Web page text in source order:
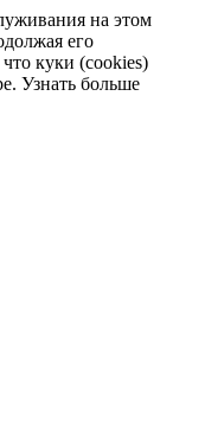
на этом
его
куки (cookies)
Узнать больше